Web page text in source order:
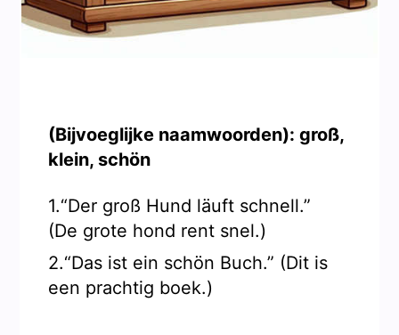
(Bijvoeglijke naamwoorden): groß,
klein, schön
1.“Der groß Hund läuft schnell.”
(De grote hond rent snel.)
2.“Das ist ein schön Buch.” (Dit is
een prachtig boek.)